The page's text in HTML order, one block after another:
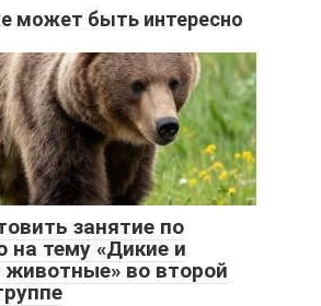
может быть интересно
занятие по
на тему «Дикие и
во второй